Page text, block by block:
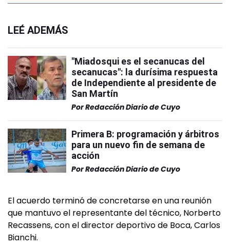
LEÉ ADEMÁS
"Miadosqui es el secanucas del
secanucas": la durísima respuesta
de Independiente al presidente de
San Martín
PorRedacción Diario de Cuyo
Primera B: programación y árbitros
para un nuevo fin de semana de
acción
PorRedacción Diario de Cuyo
El acuerdo terminó de concretarse en una reunión
que mantuvo el representante del técnico, Norberto
Recassens, con el director deportivo de Boca, Carlos
Bianchi.